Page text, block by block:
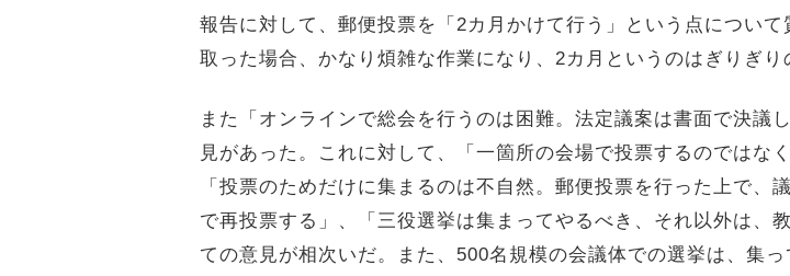
報告に対して、郵便投票を「2カ月かけて行う」という点につい
取った場合、かなり煩雑な作業になり、2カ月というのはぎりぎり
また「オンラインで総会を行うのは困難。法定議案は書面で決議
見があった。これに対して、「一箇所の会場で投票するのではな
「投票のためだけに集まるのは不自然。郵便投票を行った上で
で再投票する」、「三役選挙は集まってやるべき、それ以外は、
ての意見が相次いだ。また、500名規模の会議体での選挙は、集